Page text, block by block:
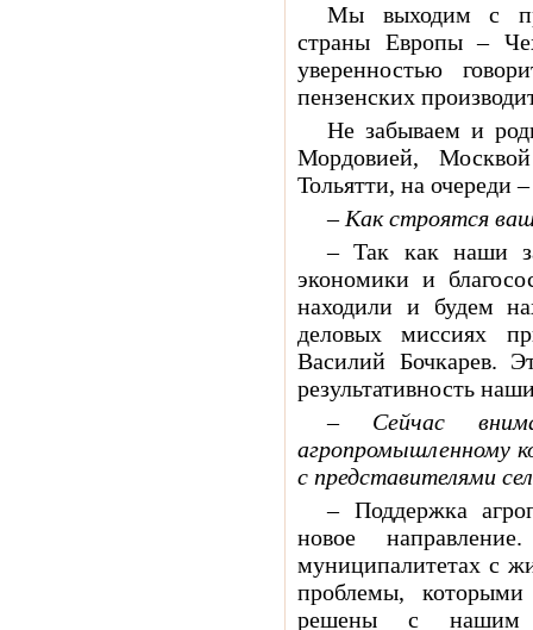
Мы выходим с
страны Европы –
уверенностью
пензенских
Не забываем и
Мордовией,
Тольятти, на очереди
– Как строятся
– Так как наши
экономики и
находили и будем
деловых миссиях
Василий Бочкарев.
результативность
– Сейчас
агропромышленному
с представителями
– Поддержка
новое
муниципалитетах с
проблемы,
решены с нашим